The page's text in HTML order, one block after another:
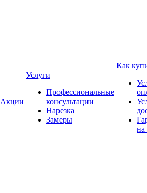
Акции
Услуги
Профессиональные
консультации
Нарезка
Замеры
Как
на